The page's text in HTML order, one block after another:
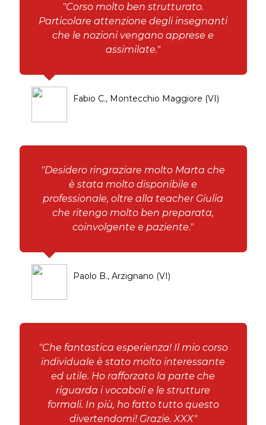
"Corso molto ben strutturato.
Particolare attenzione degli insegnanti
che le nozioni vengano apprese e
assimilate."
Fabio C., Montecchio Maggiore (VI)
"Desidero ringraziare molto Marta che
è stata molto disponibile e
professionale, oltre alla teacher Giulia
che ritengo molto ben preparata,
coinvolgente e paziente."
Paolo B., Arzignano (VI)
"Che fantastica esperienza! Il mio corso
individuale è stato molto interessante
ed utile. Ho rafforzato la parte che
riguarda i vocaboli e le strutture
formali. In più, ho fatto tutto questo
divertendomi! Grazie. XXX"